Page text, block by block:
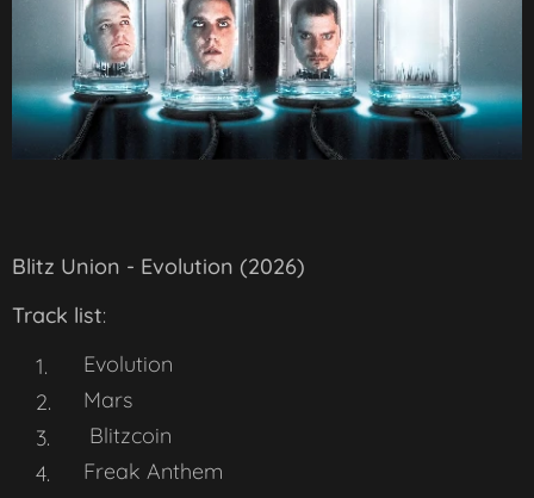
Blitz Union - Evolution (2026)
Track list:
Evolution
Mars
Blitzcoin
Freak Anthem